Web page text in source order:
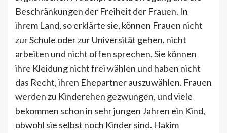
Beschränkungen der Freiheit der Frauen. In
ihrem Land, so erklärte sie, können Frauen nicht
zur Schule oder zur Universität gehen, nicht
arbeiten und nicht offen sprechen. Sie können
ihre Kleidung nicht frei wählen und haben nicht
das Recht, ihren Ehepartner auszuwählen. Frauen
werden zu Kinderehen gezwungen, und viele
bekommen schon in sehr jungen Jahren ein Kind,
obwohl sie selbst noch Kinder sind. Hakim